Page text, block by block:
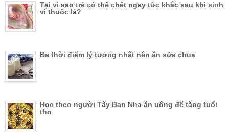
Tại vì sao trẻ có thể chết ngay tức khắc sau khi sinh
vì thuốc lá?
Ba thời điểm lý tưởng nhất nên ăn sữa chua
Học theo người Tây Ban Nha ăn uống để tăng tuổi
thọ